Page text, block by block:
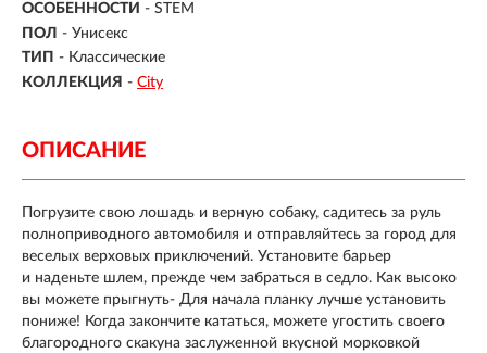
ОСОБЕННОСТИ - STEM
ПОЛ - Унисекс
ТИП - Классические
КОЛЛЕКЦИЯ - City
ОПИСАНИЕ
Погрузите свою лошадь и верную собаку, садитесь за руль
полноприводного автомобиля и отправляйтесь за город для
веселых верховых приключений. Установите барьер
и наденьте шлем, прежде чем забраться в седло. Как высоко
вы можете прыгнуть- Для начала планку лучше установить
пониже! Когда закончите кататься, можете угостить своего
благородного скакуна заслуженной вкусной морковкой